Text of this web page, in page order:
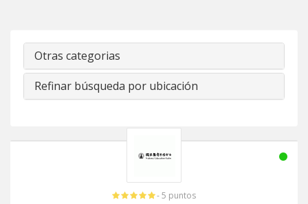
Otras categorias
Refinar búsqueda por ubicación
- 5 puntos